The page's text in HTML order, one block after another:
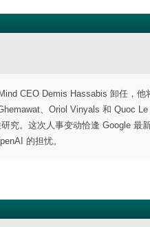
CEO Demis Hassabis 卸任，
、Oriol Vinyals 和 ​Quoc
究。这次人事变动恰逢 Google 最
的担忧。